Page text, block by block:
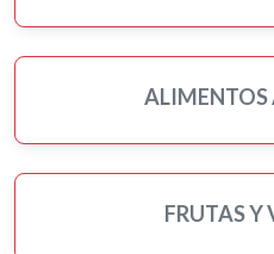
ALIMENTOS
FRUTAS Y